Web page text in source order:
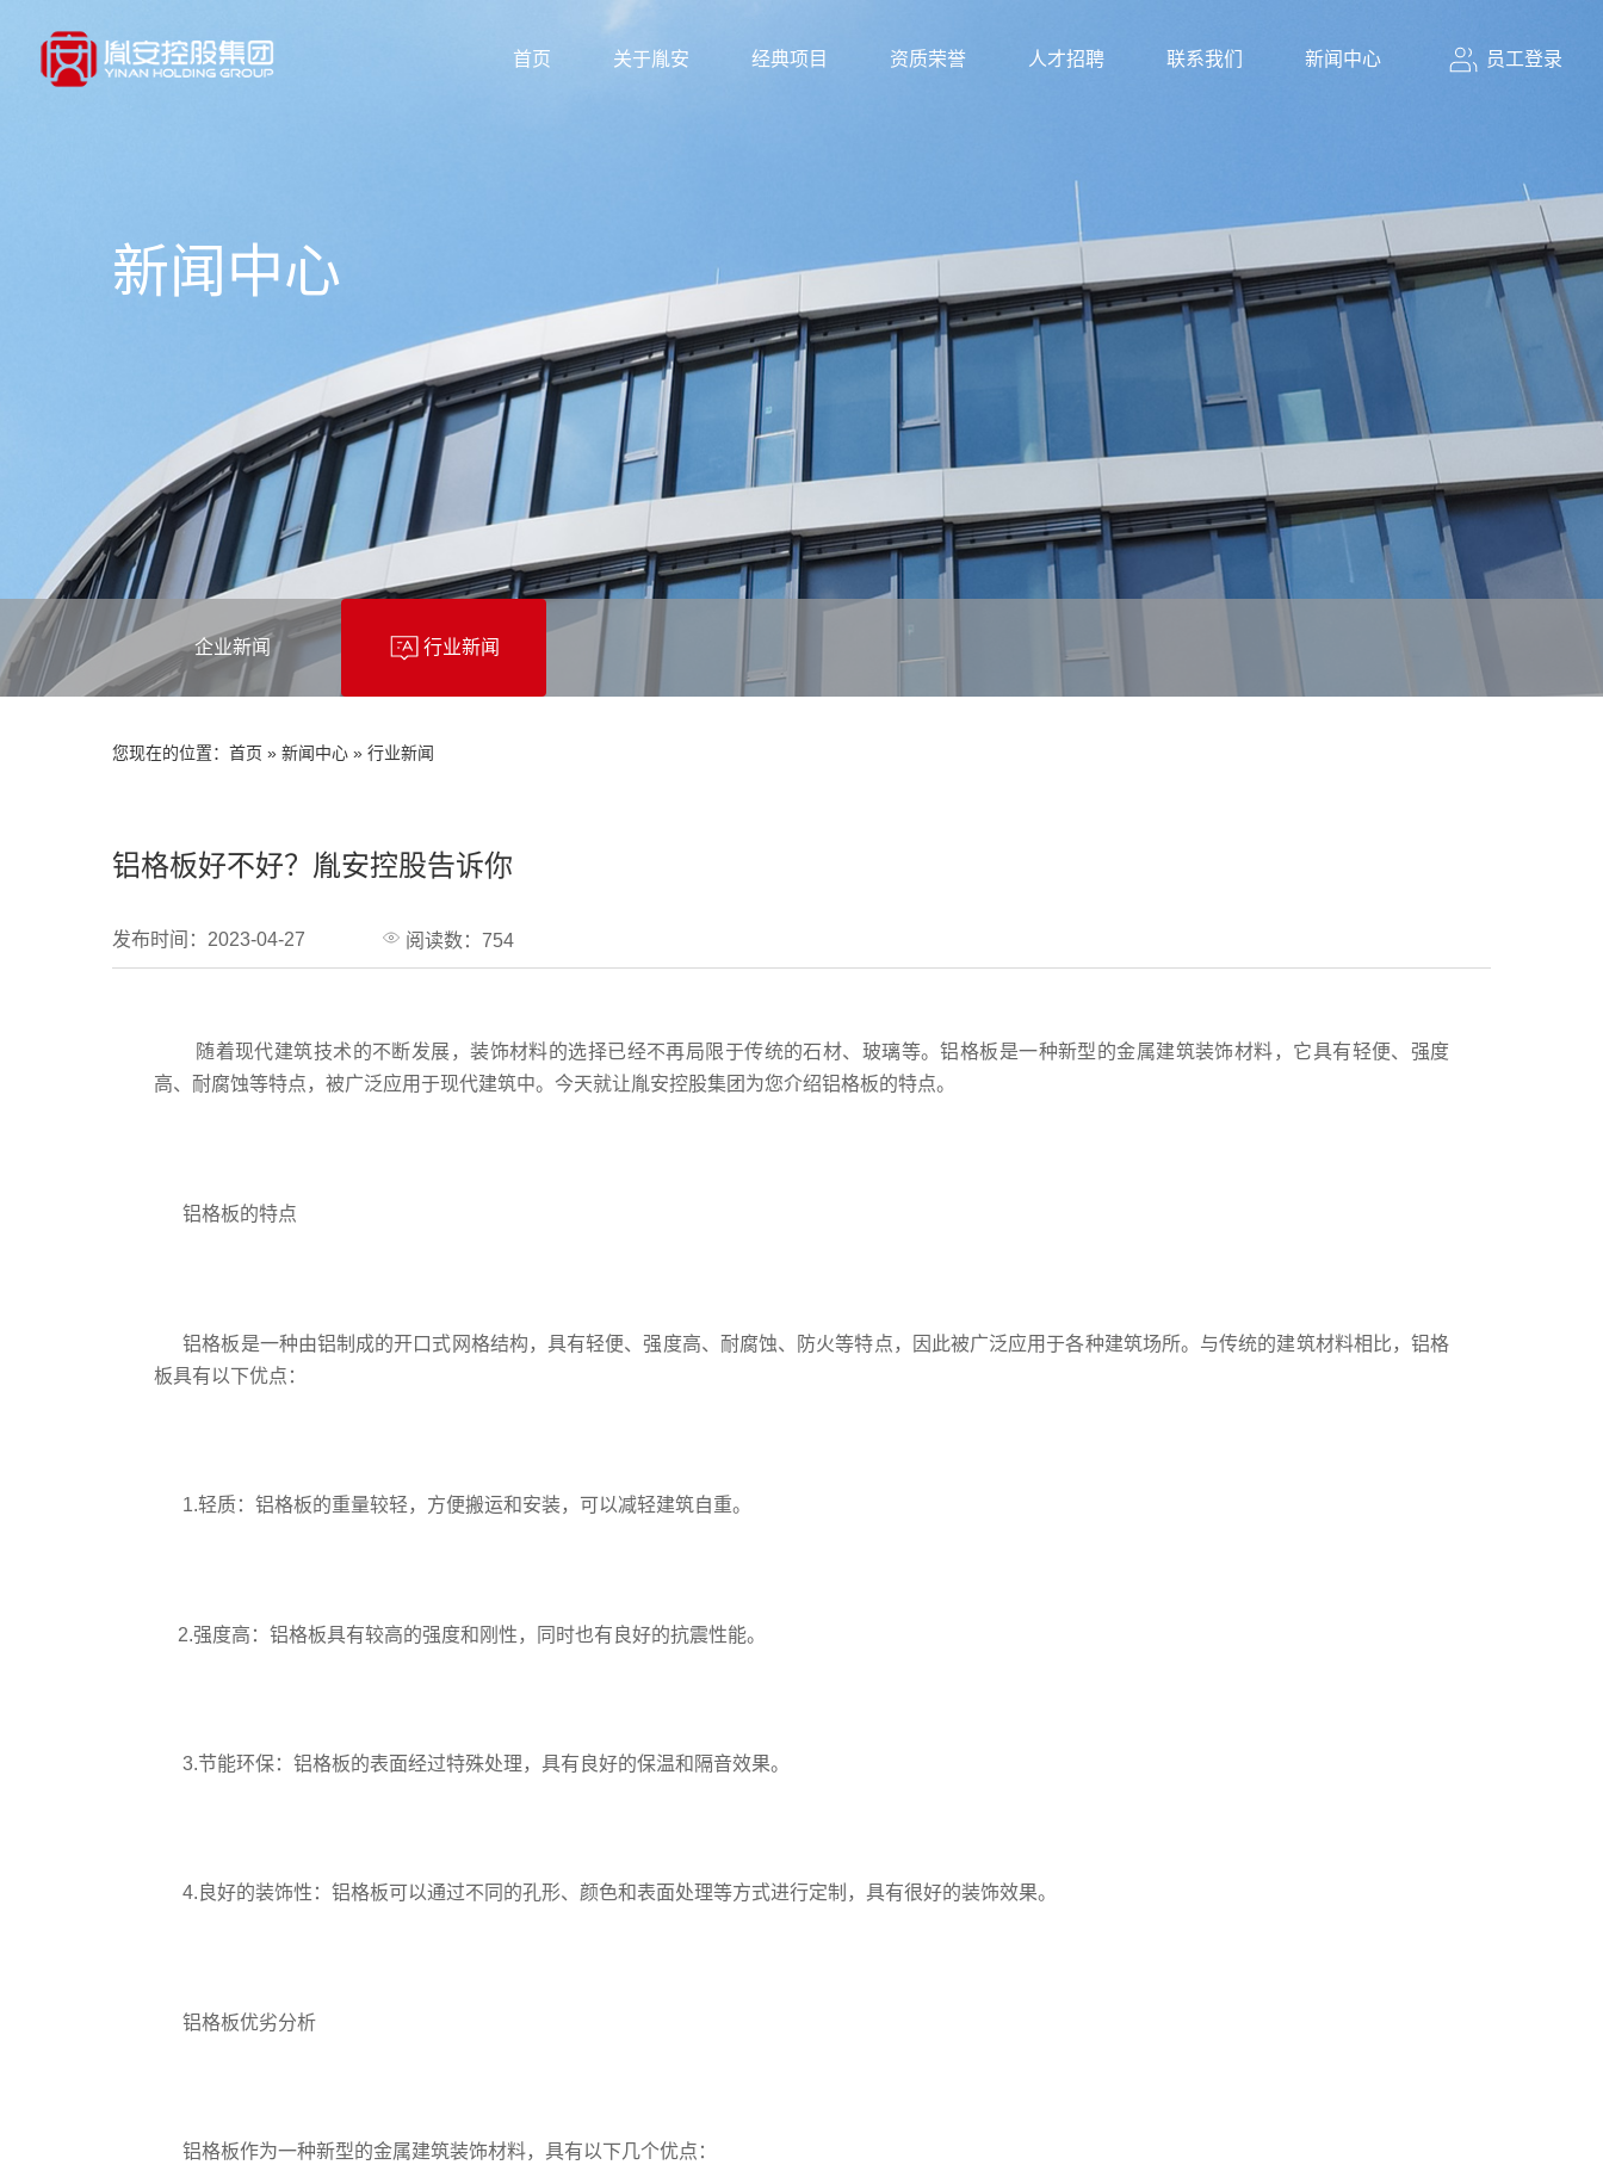
首页 关于胤安 经典项目 资质荣誉 人才招聘 联系我们 新闻中心 员工登录
新闻中心
企业新闻 行业新闻
您现在的位置：首页 »新闻中心 »行业新闻
铝格板好不好？胤安控股告诉你
发布时间：2023-04-27 阅读数：754
随着现代建筑技术的不断发展，装饰材料的选择已经不再局限于传统的石材、玻璃等。铝格板是一种新型的金属建筑装饰材料，它具有轻便、强度
高、耐腐蚀等特点，被广泛应用于现代建筑中。今天就让胤安控股集团 为您介绍铝格板的特点。
铝格板的特点
铝格板是一种由铝制成的开口式网格结构，具有轻便、强度高、耐腐蚀、防火等特点，因此被广泛应用于各种建筑场所。与传统的建筑材料相比，铝格
板具有以下优点：
1.轻质：铝格板的重量较轻，方便搬运和安装，可以减轻建筑自重。
2.强度高：铝格板具有较高的强度和刚性，同时也有良好的抗震性能。
3.节能环保：铝格板的表面经过特殊处理，具有良好的保温和隔音效果。
4.良好的装饰性：铝格板可以通过不同的孔形、颜色和表面处理等方式进行定制，具有很好的装饰效果。
铝格板优劣分析
铝格板作为一种新型的金属建筑装饰材料，具有以下几个优点：